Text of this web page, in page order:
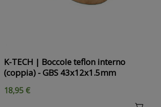
K-TECH | Boccole teflon interno
(coppia) - GBS 43x12x1.5mm
18,95 €